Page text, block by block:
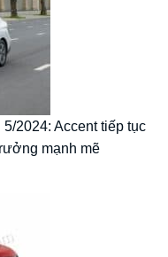
2024: Accent tiếp tục
mạnh mẽ